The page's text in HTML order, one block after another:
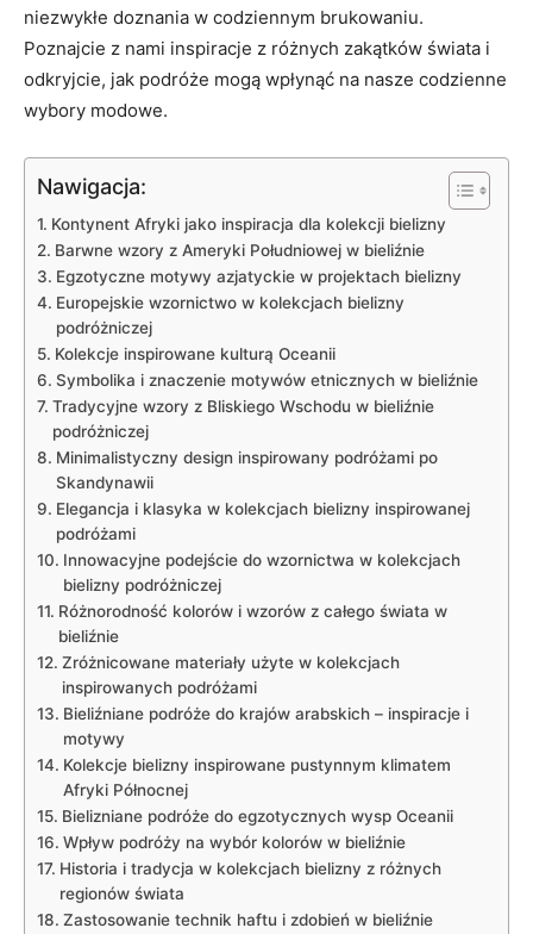
niezwykłe doznania w‍ codziennym brukowaniu.
Poznajcie z nami⁢ inspiracje z różnych ⁣zakątków świata i
odkryjcie, jak podróże mogą wpłynąć ⁤na ⁣nasze⁤ codzienne
wybory modowe.
Nawigacja:
Kontynent Afryki jako inspiracja ⁢dla kolekcji bielizny
Barwne wzory z Ameryki Południowej ⁢w bieliźnie
Egzotyczne ⁢motywy azjatyckie w projektach bielizny
Europejskie wzornictwo w ⁤kolekcjach bielizny‌
podróżniczej
Kolekcje inspirowane kulturą Oceanii
Symbolika i‍ znaczenie motywów etnicznych w bieliźnie
Tradycyjne wzory z ⁤Bliskiego Wschodu w bieliźnie
podróżniczej
Minimalistyczny design inspirowany podróżami po
Skandynawii
Elegancja i klasyka⁢ w kolekcjach bielizny inspirowanej
podróżami
Innowacyjne podejście ⁤do ​wzornictwa ‌w kolekcjach
bielizny podróżniczej
Różnorodność kolorów i ⁣wzorów z całego świata w
bieliźnie
Zróżnicowane materiały użyte w kolekcjach
inspirowanych podróżami
Bieliźniane podróże ⁤do ‍krajów arabskich‌ – inspiracje i
motywy
Kolekcje‍ bielizny inspirowane pustynnym klimatem‍
Afryki Północnej
Bielizniane podróże do ​egzotycznych wysp⁣ Oceanii
Wpływ podróży na⁣ wybór kolorów w bieliźnie
Historia⁢ i tradycja w kolekcjach bielizny z różnych
regionów świata
Zastosowanie ‌technik haftu i zdobień w bieliźnie